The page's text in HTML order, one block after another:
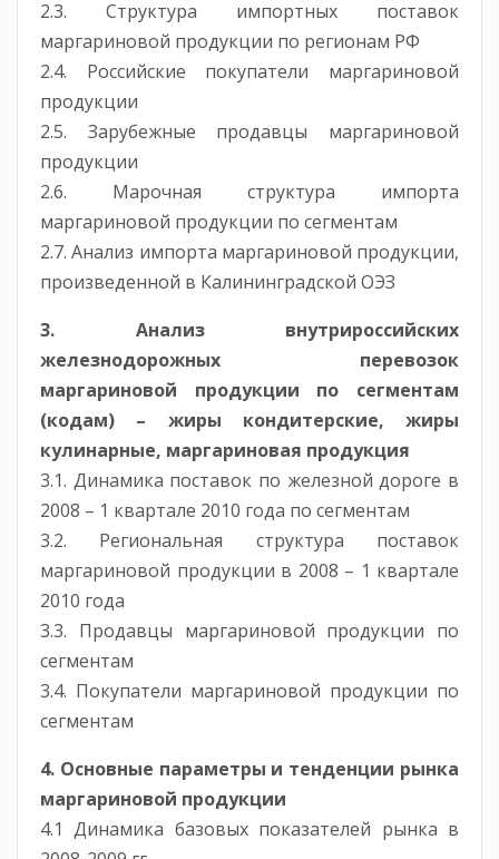
2.3. Структура импортных поставок
маргариновой продукции по регионам РФ
2.4. Российские покупатели маргариновой
продукции
2.5. Зарубежные продавцы маргариновой
продукции
2.6. Марочная структура импорта
маргариновой продукции по сегментам
2.7. Анализ импорта маргариновой продукции,
произведенной в Калининградской ОЭЗ
3. Анализ внутрироссийских
железнодорожных перевозок
маргариновой продукции по сегментам
(кодам) – жиры кондитерские, жиры
кулинарные, маргариновая продукция
3.1. Динамика поставок по железной дороге в
2008 – 1 квартале 2010 года по сегментам
3.2. Региональная структура поставок
маргариновой продукции в 2008 – 1 квартале
2010 года
3.3. Продавцы маргариновой продукции по
сегментам
3.4. Покупатели маргариновой продукции по
сегментам
4. Основные параметры и тенденции рынка
маргариновой продукции
4.1 Динамика базовых показателей рынка в